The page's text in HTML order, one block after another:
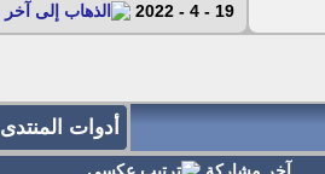
19 - 4 - 2022
أدوات المنتدى